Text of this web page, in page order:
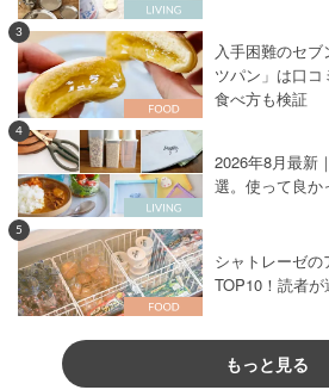
3
入手困難のセ
ツパン」は口
食べ方も検証
4
2026年8月最新
選。使って良か
5
シャトレーゼ
TOP10！読者
もっと見る